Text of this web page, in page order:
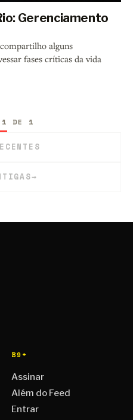
Gerenciamento
alguns
fases críticas da vida
1 DE 1
→
B9+
Assinar
Além do Feed
Entrar